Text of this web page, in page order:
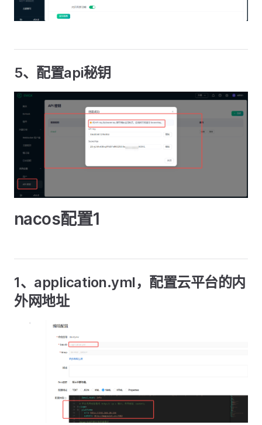
5、配置api秘钥
nacos配置1
1、application.yml，配置云平台的内
外网地址